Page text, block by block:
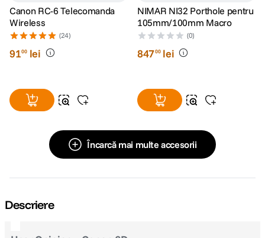
Canon RC-6 Telecomanda
Wireless
(24)
9100 lei
NIMAR NI32 Porthole pentru
105mm/100mm Macro
(0)
84700 lei
Încarcă mai multe accesorii
Descriere